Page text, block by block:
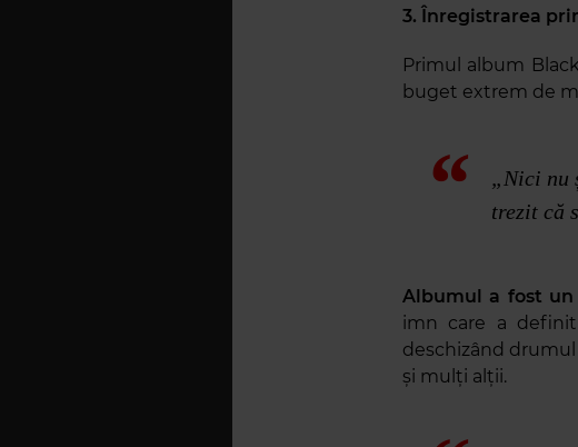
3. Înregistrarea
Primul album
buget extrem de
„Nici nu
trezit că
Albumul a fost un
imn care a definit
deschizând
și mulți alții.